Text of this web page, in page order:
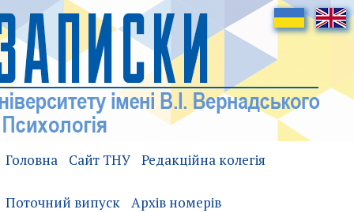
Головна Сайт ТНУ Редакційна колегія
Поточний випуск Архів номерів